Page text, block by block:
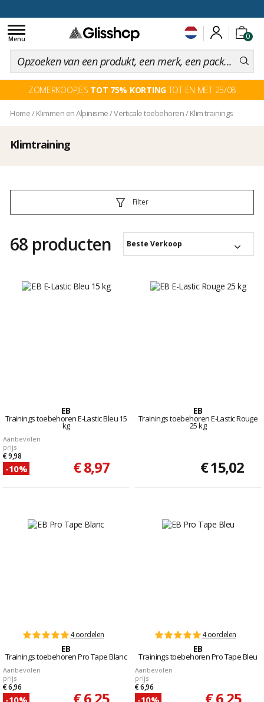
0
Toggle
navigation
Menu
ZOMERKOOPJES TOT 75% KORTINGTOT EN MET 25/08
Home/ Klimmen en Alpinisme/Verticale toebehoren/Klim trainings
Klimtraining
Filter
68 producten Beste Verkoop
EB
Trainings toebehoren E-Lastic Bleu 15
kg
Aanbevolen
prijs
€ 9,98
-10% € 8,97
EB
Trainings toebehoren E-Lastic Rouge
25 kg
€ 15,02
4 oordelen
EB
Trainings toebehoren Pro Tape Blanc
Aanbevolen
prijs
€ 6,96
-10%
4 oordelen
EB
Trainings toebehoren Pro Tape Bleu
Aanbevolen
prijs
€ 6,96
-10%